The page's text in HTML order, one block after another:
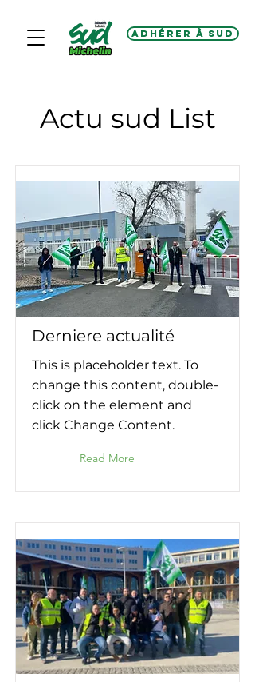
Adhérer à SUD
Actu sud List
Derniere actualité
This is placeholder text. To
change this content, double-
click on the element and
click Change Content.
Read More